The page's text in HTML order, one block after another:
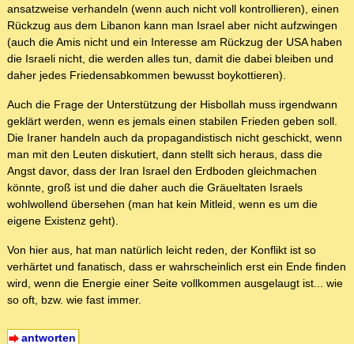
ansatzweise verhandeln (wenn auch nicht voll kontrollieren), einen
Rückzug aus dem Libanon kann man Israel aber nicht aufzwingen
(auch die Amis nicht und ein Interesse am Rückzug der USA haben
die Israeli nicht, die werden alles tun, damit die dabei bleiben und
daher jedes Friedensabkommen bewusst boykottieren).
Auch die Frage der Unterstützung der Hisbollah muss irgendwann
geklärt werden, wenn es jemals einen stabilen Frieden geben soll.
Die Iraner handeln auch da propagandistisch nicht geschickt, wenn
man mit den Leuten diskutiert, dann stellt sich heraus, dass die
Angst davor, dass der Iran Israel den Erdboden gleichmachen
könnte, groß ist und die daher auch die Gräueltaten Israels
wohlwollend übersehen (man hat kein Mitleid, wenn es um die
eigene Existenz geht).
Von hier aus, hat man natürlich leicht reden, der Konflikt ist so
verhärtet und fanatisch, dass er wahrscheinlich erst ein Ende finden
wird, wenn die Energie einer Seite vollkommen ausgelaugt ist... wie
so oft, bzw. wie fast immer.
antworten